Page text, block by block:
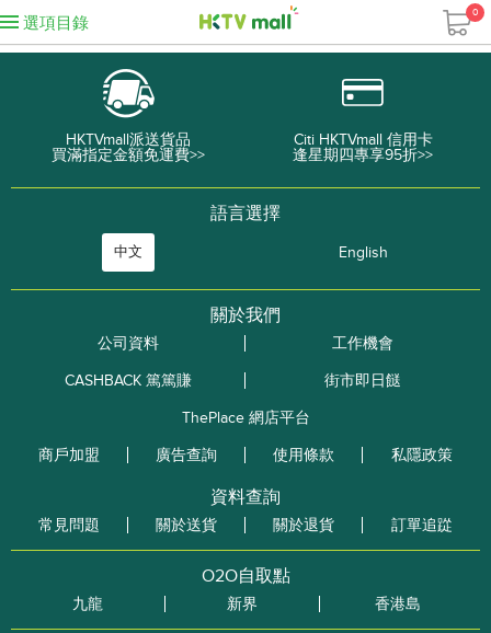
選項目錄
0
HKTVmall派送貨品
買滿指定金額免運費>>
Citi HKTVmall 信用卡
逢星期四專享95折>>
語言選擇
中文 English
關於我們
公司資料
工作機會
CASHBACK 篤篤賺
街市即日餸
ThePlace 網店平台
商戶加盟
廣告查詢 使用條款 私隱政策
資料查詢
常見問題 關於送貨 關於退貨 訂單追踨
O2O自取點
九龍 新界 香港島